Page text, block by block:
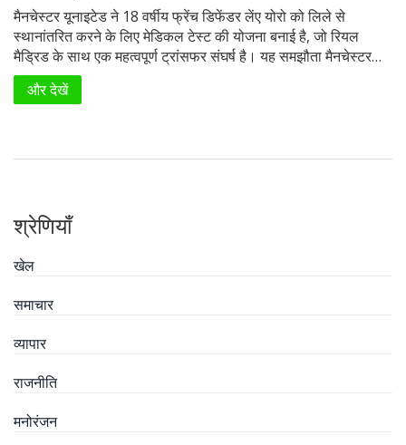
मैनचेस्टर यूनाइटेड ने 18 वर्षीय फ्रेंच डिफेंडर लेंए योरो को लिले से
स्थानांतरित करने के लिए मेडिकल टेस्ट की योजना बनाई है, जो रियल
मैड्रिड के साथ एक महत्वपूर्ण ट्रांसफर संघर्ष है। यह समझौता मैनचेस्टर
यूनाइटेड के लिए एक बड़ा विजय उपाय है और उनके खेल निदेशक डैन
अशवर्थ के प्रयासों का फल माने जाने वाला है।
और देखें
श्रेणियाँ
खेल
समाचार
व्यापार
राजनीति
मनोरंजन